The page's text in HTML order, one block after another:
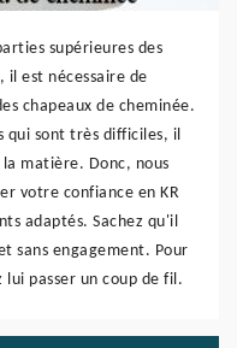
supérieures des
il est nécessaire de
chapeaux de cheminée.
qui sont très difficiles, il
matière. Donc, nous
votre confiance en KR
adaptés. Sachez qu'il
sans engagement. Pour
passer un coup de fil.